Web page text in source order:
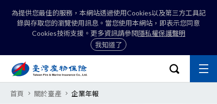
為提供您最佳的服務，本網站透過使用Cookies以及第三方工具記
錄與存取您的瀏覽使用訊息。當您使用本網站，即表示您同意
Cookies技術支援。更多資訊請參閱隱私權保護聲明
我知道了
:::
開啟搜尋選
關
主
臺灣產物保險股份有限公司-企業
首頁 關於臺產 企業年報